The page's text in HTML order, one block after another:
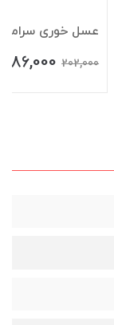
عسل خوری
202,000
186,000